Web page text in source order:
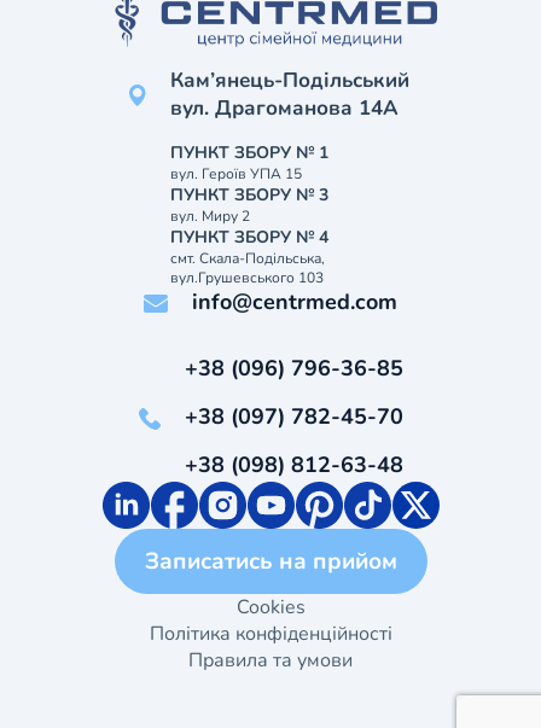
Кам’янець-Подільський
вул. Драгоманова 14А
ПУНКТ ЗБОРУ № 1
вул. Героїв УПА 15
ПУНКТ ЗБОРУ № 3
вул. Миру 2
ПУНКТ ЗБОРУ № 4
смт. Скала-Подільська,
вул.Грушевського 103
info@centrmed.com
+38 (096) 796-36-85
+38 (097) 782-45-70
+38 (098) 812-63-48
Записатись на прийом
Cookies
Політика конфіденційності
Правила та умови